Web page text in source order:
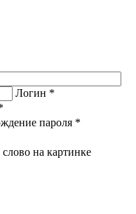
Логин *
пароля *
на картинке